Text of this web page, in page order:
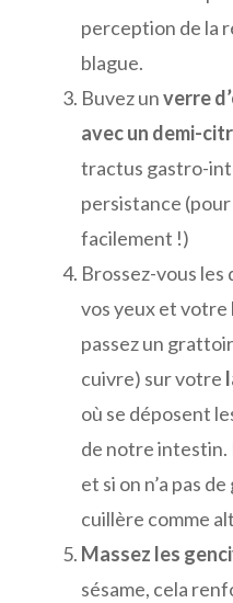
perception de la
blague.
Buvez unverre
avec un demi-
tractus gastro-
persistance
facilement !)
Brossez-vous
vos yeux et votre
passez un
cuivre) sur votre
où se déposent
de notre
et si on n’a pas
cuillère comme
Massez les
sésame, cela